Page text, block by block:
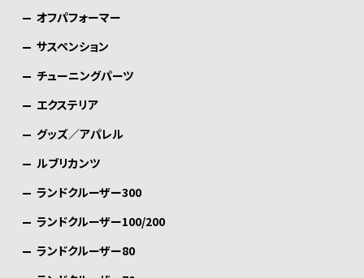
オフパフォーマー
サスペンション
チューニングパーツ
エクステリア
グッズ／アパレル
ルブリカンツ
ランドクルーザー300
ランドクルーザー100/200
ランドクルーザー80